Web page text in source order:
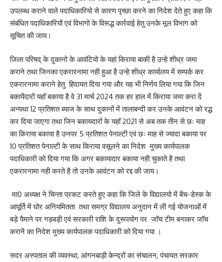
उपलब्ध कराने वाले पदाधिकारियो से कारण पृच्छा करने का निदेश देते हुए कहा कि
संबंधित पदाधिकारियों एवं विभागो के विरूद्ध कार्रवाई हेतु उनके मूल विभाग को
सूचित की जाय।
जिला परिषद् के दुकानो के आवंटियो के यहां किराया बाकी है उन्हे शीध्र जमा
कराने तथा जिनका एकरारनामा नही हुआ है उन्हे शीध्र कार्यालय में सम्पर्क कर
एकरारनामा कराने हेतु हिदायत दिया गया और यह भी निर्णय लिया गया कि जिन
बकायेंदारों यहाॅ बकाया है वे 31 मार्च 2024 तक हर हाल में किराया जमा करा दें
अन्यथा 12 प्रतिशत ब्याज के साथ दुकानों में तालाबन्दी कर उनके आवंटन को रद्ध
कर दिया जाएगा तथा जिन बकायदारों के यहाॅ 2021 से अब तक तीन से छः माह
का किराया बकाया है उनपर 5 प्रतिशत पेनाल्टी एवं छः माह से ज्यादा बकाया पर
10 प्रतिशत पेनाल्टी के साथ किराया वसूलने का निदेश मुख्य कार्यपालक
पदाधिकारी को दिया गया कि अगर बकायादार बकाया नही चुकाते है तथा
एकरारनामा नही करते है तो उनके आवंटन को रद्द की जाय।
मा0 अध्यक्ष ने चिन्ता प्रकट करते हुए कहा कि जिले के विद्यालयो में बेंच-डेस्क के
आपूर्ति में घोर अनियमितता तथा समग्र विद्यालय अनुदान में ली गई योजनाओं में
बड़े पैमाने पर गड़बड़ी एवं सरकारी राशि के दुरूपयोग पर जाॅच टीम बनाकर जाॅच
करानें का निदेश मुख्य कार्यपालक पदाधिकारी को दिया गया ।
सदर अस्पताल की व्यवस्था, आंगनबाड़ी केन्द्रों का संचालन, पंचायत सरकार